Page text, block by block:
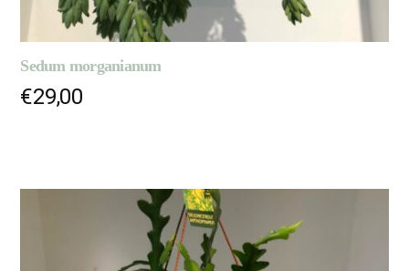
Sedum morganianum
€29,00